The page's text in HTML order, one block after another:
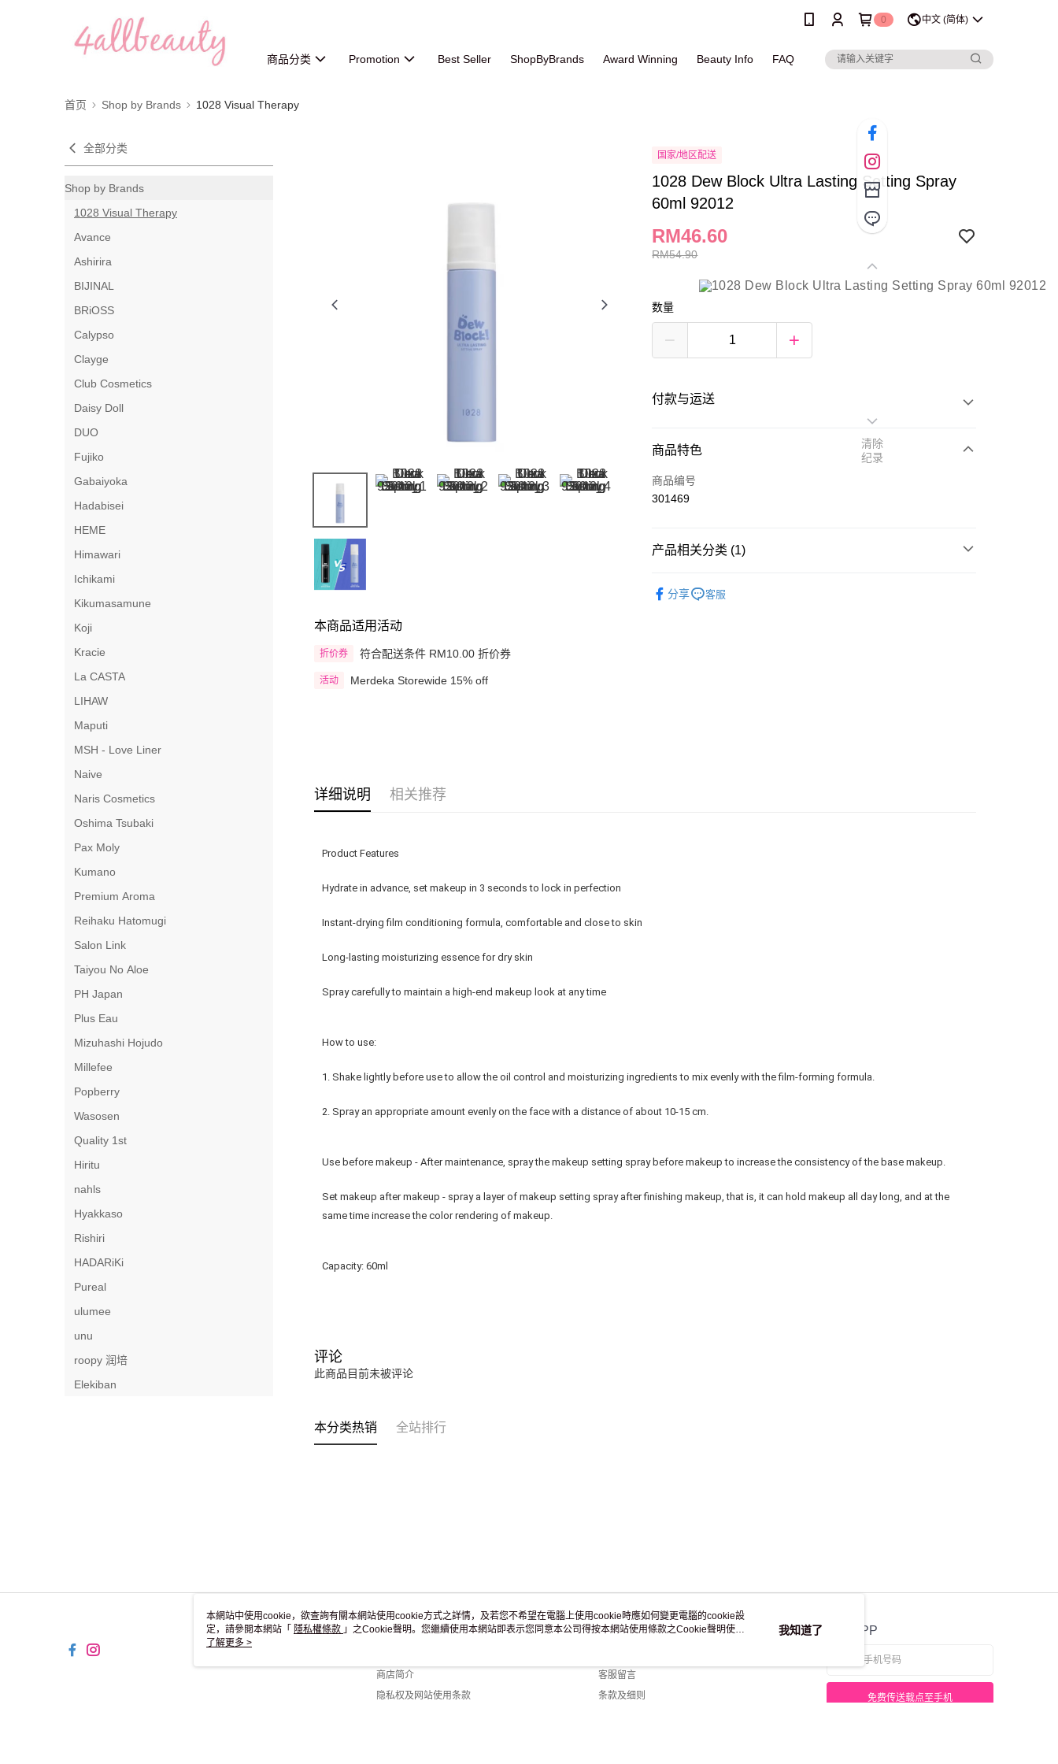
0 中文 (简体)
商品分类 Promotion Best Seller ShopByBrands Award Winning Beauty Info FAQ
首页 Shop by Brands 1028 Visual Therapy
全部分类
Shop by Brands
1028 Visual Therapy
Avance
Ashirira
BIJINAL
BRiOSS
Calypso
Clayge
Club Cosmetics
Daisy Doll
DUO
Fujiko
Gabaiyoka
Hadabisei
HEME
Himawari
Ichikami
Kikumasamune
Koji
Kracie
La CASTA
LIHAW
Maputi
MSH - Love Liner
Naive
Naris Cosmetics
Oshima Tsubaki
Pax Moly
Kumano
Premium Aroma
Reihaku Hatomugi
Salon Link
Taiyou No Aloe
PH Japan
Plus Eau
Mizuhashi Hojudo
Millefee
Popberry
Wasosen
Quality 1st
Hiritu
nahls
Hyakkaso
Rishiri
HADARiKi
Pureal
ulumee
unu
roopy 润培
Elekiban
本商品适用活动
折价券 符合配送条件 RM10.00 折价券
活动 Merdeka Storewide 15% off
国家/地区配送
1028 Dew Block Ultra Lasting Setting Spray
60ml 92012
RM54.90
RM46.60
数量
付款与运送
付款方式
信用卡一次付清
只有马来亚银行、联昌国际银行、大众银行、兴业银行、香港隆丰银行、
伊斯兰银行、AmBank、BSN Bank
Touch 'n Go
商品特色
商品编号
301469
产品相关分类 (1)
分享
客服
详细说明 相关推荐
Product Features
Hydrate in advance, set makeup in 3 seconds to lock in perfection
Instant-drying film conditioning formula, comfortable and close to skin
Long-lasting moisturizing essence for dry skin
Spray carefully to maintain a high-end makeup look at any time
How to use:
1. Shake lightly before use to allow the oil control and moisturizing ingredients to mix evenly with the film-forming formula.
2. Spray an appropriate amount evenly on the face with a distance of about 10-15 cm.
Use before makeup - After maintenance, spray the makeup setting spray before makeup to increase the consistency of the base makeup.
Set makeup after makeup - spray a layer of makeup setting spray after finishing makeup, that is, it can hold makeup all day long, and at the
same time increase the color rendering of makeup.
Capacity: 60ml
评论
此商品目前未被评论
本分类热销 全站排行
关于我们
商店简介
隐私权及网站使用条款
客服资讯
客服留言
条款及细则
官方APP
免费传送载点至手机
清除
纪录
本網站中使用cookie，欲查詢有關本網站使用cookie方式之詳情，及若您不希望在電腦上使用cookie時應如何變更電腦的cookie設
定，請參閱本網站「 隱私權條款 」之Cookie聲明。您繼續使用本網站即表示您同意本公司得按本網站使用條款之Cookie聲明使用
cookie。
了解更多 >
我知道了